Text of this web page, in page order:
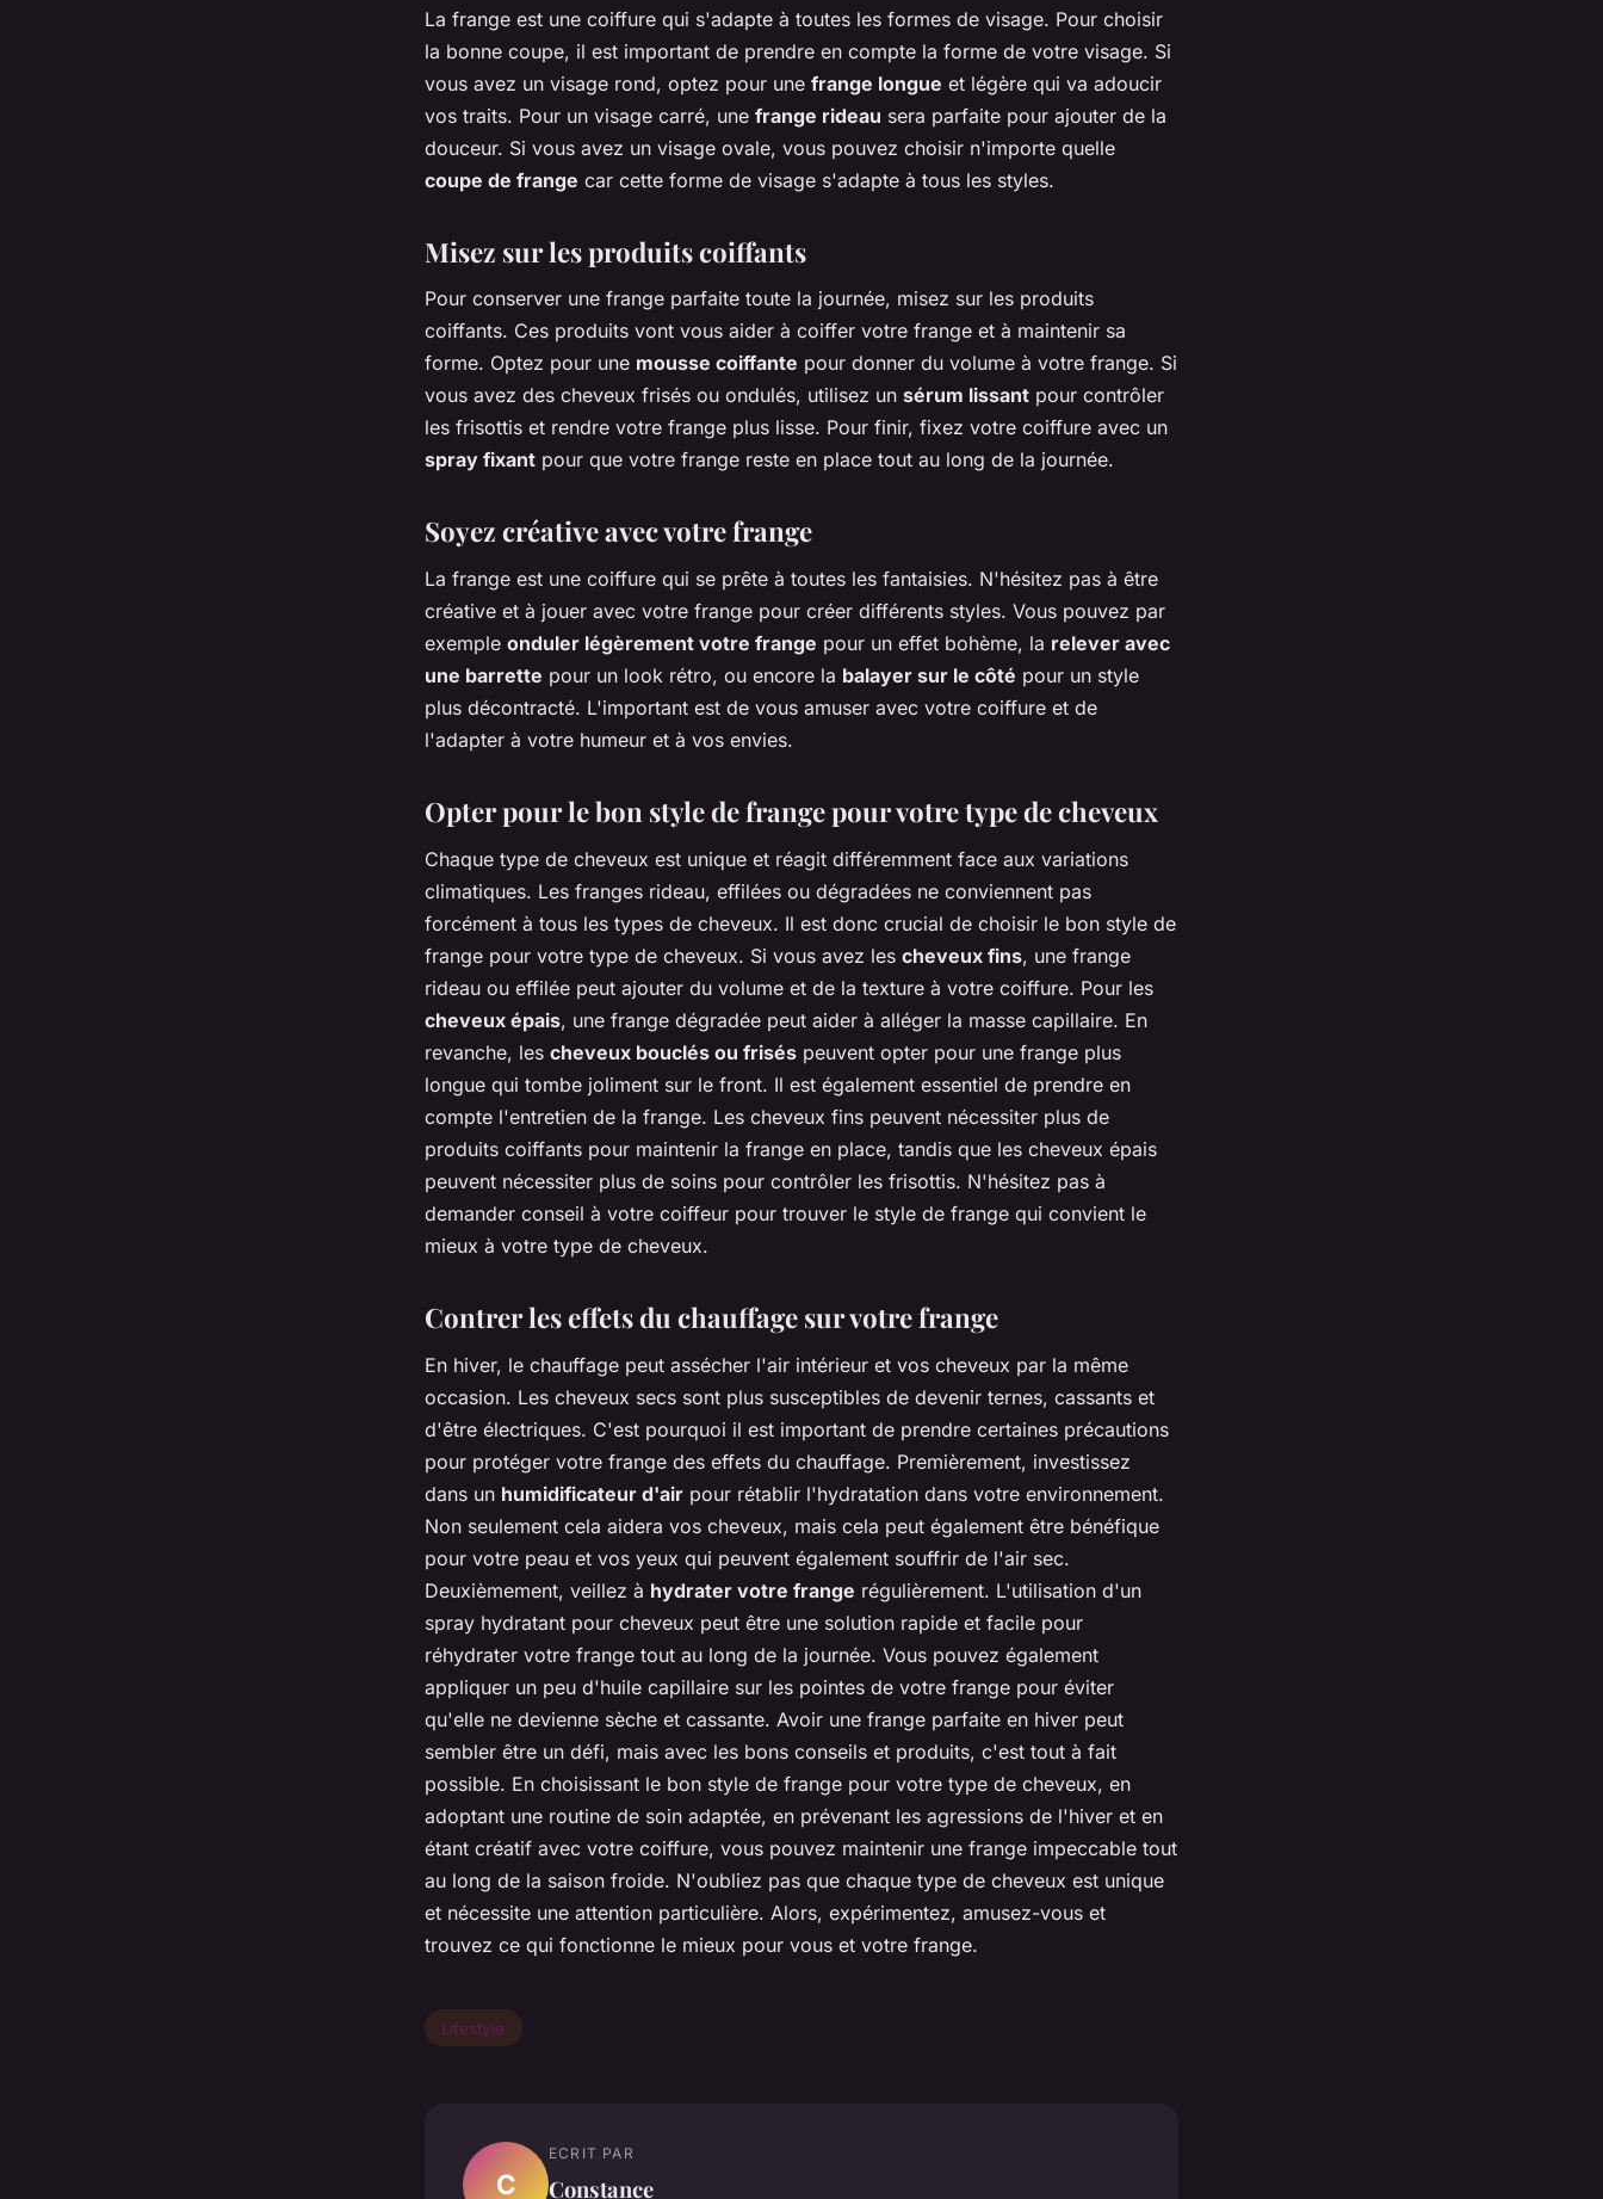
La frange est une coiffure qui s'adapte à toutes les formes de visage. Pour choisir
la bonne coupe, il est important de prendre en compte la forme de votre visage. Si
vous avez un visage rond, optez pour une frange longue et légère qui va adoucir
vos traits. Pour un visage carré, une frange rideau sera parfaite pour ajouter de la
douceur. Si vous avez un visage ovale, vous pouvez choisir n'importe quelle
coupe de frange car cette forme de visage s'adapte à tous les styles.
Misez sur les produits coiffants
Pour conserver une frange parfaite toute la journée, misez sur les produits
coiffants. Ces produits vont vous aider à coiffer votre frange et à maintenir sa
forme. Optez pour une mousse coiffante pour donner du volume à votre frange. Si
vous avez des cheveux frisés ou ondulés, utilisez un sérum lissant pour contrôler
les frisottis et rendre votre frange plus lisse. Pour finir, fixez votre coiffure avec un
spray fixant pour que votre frange reste en place tout au long de la journée.
Soyez créative avec votre frange
La frange est une coiffure qui se prête à toutes les fantaisies. N'hésitez pas à être
créative et à jouer avec votre frange pour créer différents styles. Vous pouvez par
exemple onduler légèrement votre frange pour un effet bohème, la relever avec
une barrette pour un look rétro, ou encore la balayer sur le côté pour un style
plus décontracté. L'important est de vous amuser avec votre coiffure et de
l'adapter à votre humeur et à vos envies.
Opter pour le bon style de frange pour votre type de cheveux
Chaque type de cheveux est unique et réagit différemment face aux variations
climatiques. Les franges rideau, effilées ou dégradées ne conviennent pas
forcément à tous les types de cheveux. Il est donc crucial de choisir le bon style de
frange pour votre type de cheveux. Si vous avez les cheveux fins, une frange
rideau ou effilée peut ajouter du volume et de la texture à votre coiffure. Pour les
cheveux épais, une frange dégradée peut aider à alléger la masse capillaire. En
revanche, les cheveux bouclés ou frisés peuvent opter pour une frange plus
longue qui tombe joliment sur le front. Il est également essentiel de prendre en
compte l'entretien de la frange. Les cheveux fins peuvent nécessiter plus de
produits coiffants pour maintenir la frange en place, tandis que les cheveux épais
peuvent nécessiter plus de soins pour contrôler les frisottis. N'hésitez pas à
demander conseil à votre coiffeur pour trouver le style de frange qui convient le
mieux à votre type de cheveux.
Contrer les effets du chauffage sur votre frange
En hiver, le chauffage peut assécher l'air intérieur et vos cheveux par la même
occasion. Les cheveux secs sont plus susceptibles de devenir ternes, cassants et
d'être électriques. C'est pourquoi il est important de prendre certaines précautions
pour protéger votre frange des effets du chauffage. Premièrement, investissez
dans un humidificateur d'air pour rétablir l'hydratation dans votre environnement.
Non seulement cela aidera vos cheveux, mais cela peut également être bénéfique
pour votre peau et vos yeux qui peuvent également souffrir de l'air sec.
Deuxièmement, veillez à hydrater votre frange régulièrement. L'utilisation d'un
spray hydratant pour cheveux peut être une solution rapide et facile pour
réhydrater votre frange tout au long de la journée. Vous pouvez également
appliquer un peu d'huile capillaire sur les pointes de votre frange pour éviter
qu'elle ne devienne sèche et cassante. Avoir une frange parfaite en hiver peut
sembler être un défi, mais avec les bons conseils et produits, c'est tout à fait
possible. En choisissant le bon style de frange pour votre type de cheveux, en
adoptant une routine de soin adaptée, en prévenant les agressions de l'hiver et en
étant créatif avec votre coiffure, vous pouvez maintenir une frange impeccable tout
au long de la saison froide. N'oubliez pas que chaque type de cheveux est unique
et nécessite une attention particulière. Alors, expérimentez, amusez-vous et
trouvez ce qui fonctionne le mieux pour vous et votre frange.
Lifestyle
C
ECRIT PAR
Constance